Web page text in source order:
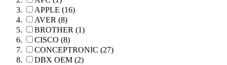
APPLE (16)
AVER (8)
BROTHER (1)
CISCO (8)
CONCEPTRONIC (27)
DBX OEM (2)